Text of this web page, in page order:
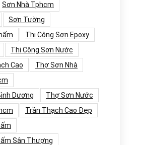
Sơn Nhà Tphcm
Sơn Tường
Thi Công Sơn Epoxy
Thi Công Sơn Nước
Cao
Thợ Sơn Nhà
Dương
Thợ Sơn Nước
Trần Thạch Cao Đẹp
Sân Thượng